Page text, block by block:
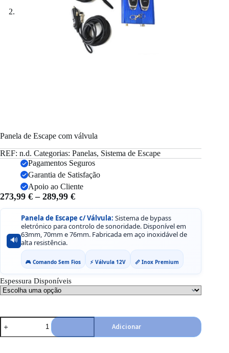
Panela de Escape com válvula
REF: n.d. Categorias: Panelas, Sistema de Escape
Pagamentos Seguros
Garantia de Satisfação
Apoio ao Cliente
273,99 € – 289,99 €Price
range:
273,99 €
through
289,99 €
🔊
Panela de Escape c/ Válvula: Sistema de bypass
eletrónico para controlo de sonoridade. Disponível em
63mm, 70mm e 76mm. Fabricada em aço inoxidável de
alta resistência.
🎮 Comando Sem Fios ⚡ Válvula 12V 📏 Inox Premium
Espessura Disponíveis
Quantidade
de
Panela
Adicionar